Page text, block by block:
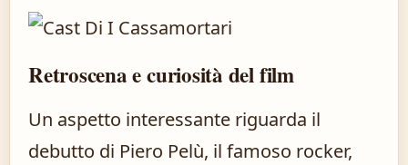
Retroscena e curiosità del film
Un aspetto interessante riguarda il
debutto di Piero Pelù, il famoso rocker,